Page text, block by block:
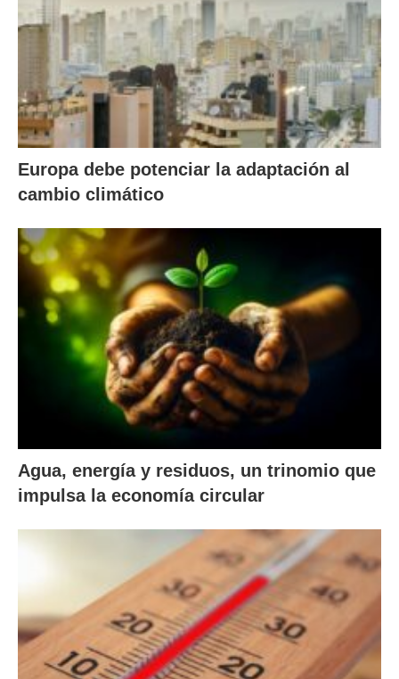
Europa debe potenciar la adaptación al
cambio climático
Agua, energía y residuos, un trinomio que
impulsa la economía circular